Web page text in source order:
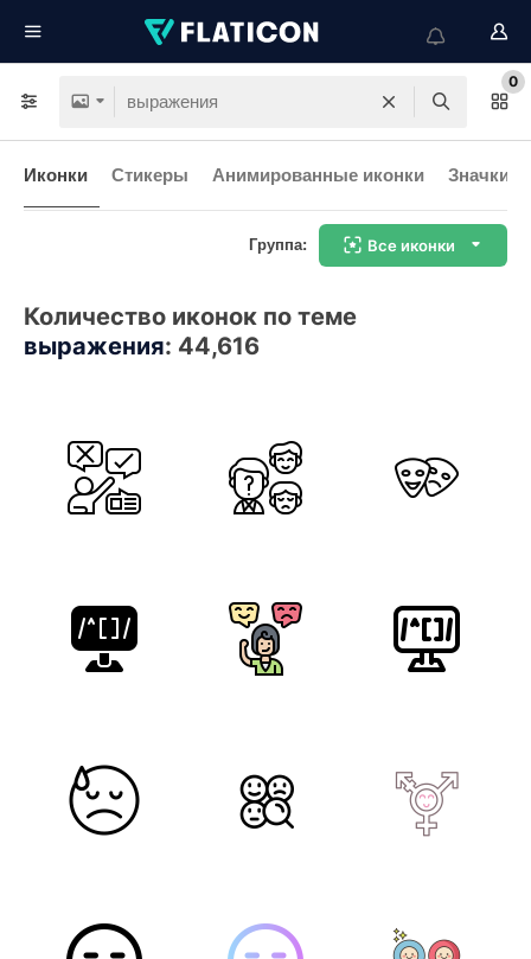
0
Иконки Стикеры Анимированные иконки Значки
Группа: Все иконки
Количество иконок по теме
выражения: 44,616